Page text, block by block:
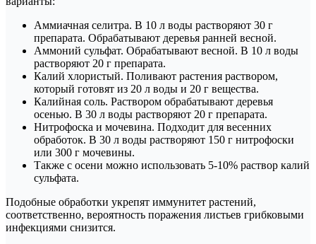
Аммиачная селитра. В 10 л воды растворяют 30 г
препарата. Обрабатывают деревья ранней весной.
Аммоний сульфат. Обрабатывают весной. В 10 л воды
растворяют 20 г препарата.
Калий хлористый. Поливают растения раствором,
который готовят из 20 л воды и 20 г вещества.
Калийная соль. Раствором обрабатывают деревья
осенью. В 30 л воды растворяют 20 г препарата.
Нитрофоска и мочевина. Подходит для весенних
обработок. В 30 л воды растворяют 150 г нитрофоски
или 300 г мочевины.
Также с осени можно использовать 5-10% раствор калий
сульфата.
Подобные обработки укрепят иммунитет растений,
соответственно, вероятность поражения листьев грибковыми
инфекциями снизится.